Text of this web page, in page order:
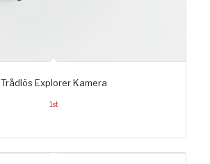
Trådlös Explorer Kamera
1st